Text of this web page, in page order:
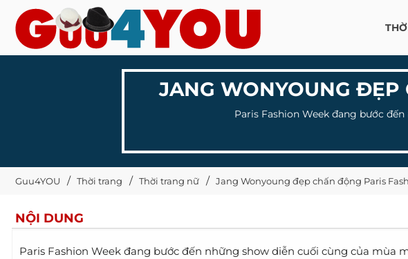
JANG WONYOUNG
Paris Fashion Week đang bước
Guu4YOU Thời trang Thời trang nữ Jang Wonyoung đẹp chấn động Paris
NỘI DUNG
Paris Fashion Week đang bước đến những show diễn cuối cùng của